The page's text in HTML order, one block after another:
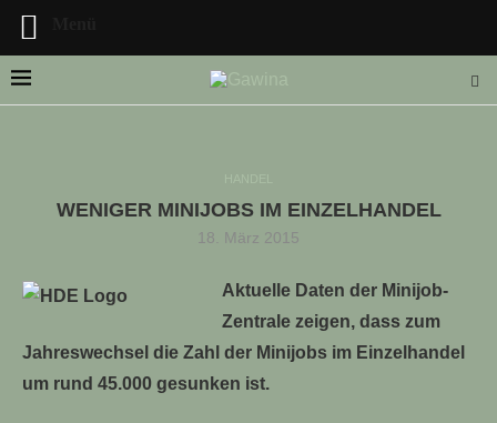
STELLENANGEBOTE!!!
WENIGER MINIJOBS IM EINZELHANDEL
18. März 2015
Aktuelle Daten der Minijob-
Zentrale zeigen, dass zum
Jahreswechsel die Zahl der Minijobs im Einzelhandel
um rund 45.000 gesunken ist.